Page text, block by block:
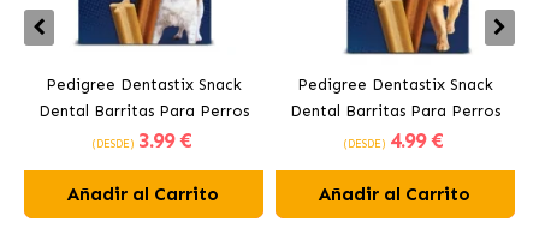
Pedigree Dentastix Snack
Dental Barritas Para Perros
Medianos 10-25 kg
(DESDE) 3.99 €
Añadir al Carrito
Pedigree Dentastix Snack
Dental Barritas Para Perros
Grandes +25 kg
(DESDE) 4.99 €
Añadir al Carrito